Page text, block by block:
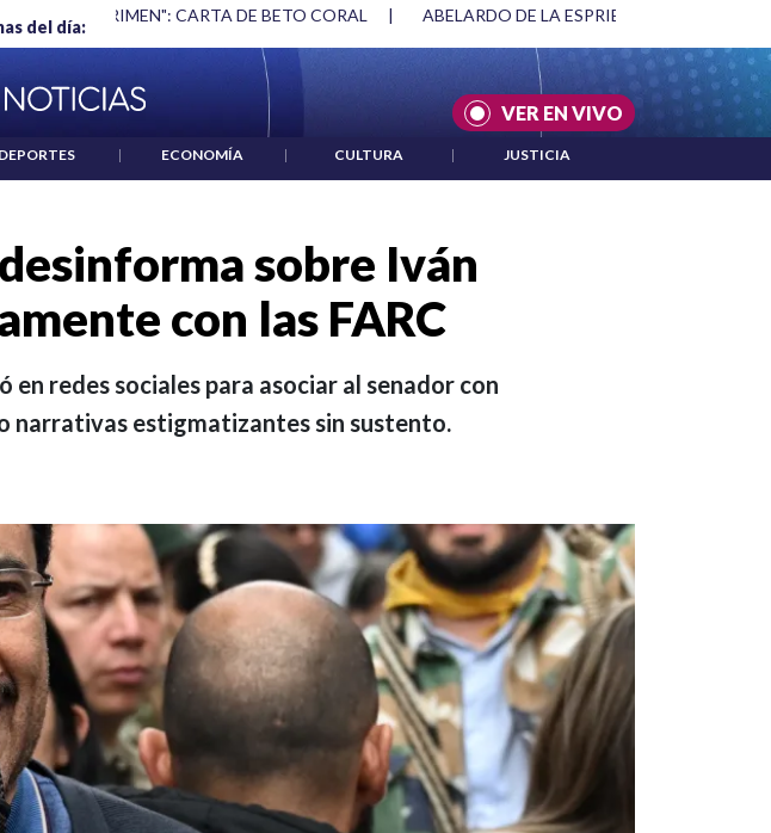
del día:
ABELARDO DE LA ESPRIELLA Y DMG | ACUERDOS ENTRE ESTADOS UNIDOS E
VER EN VIVO
DEPORTES | ECONOMÍA | CULTURA | JUSTICIA
sobre Iván
con las FARC
redes sociales para asociar al senador con
narrativas estigmatizantes sin sustento.